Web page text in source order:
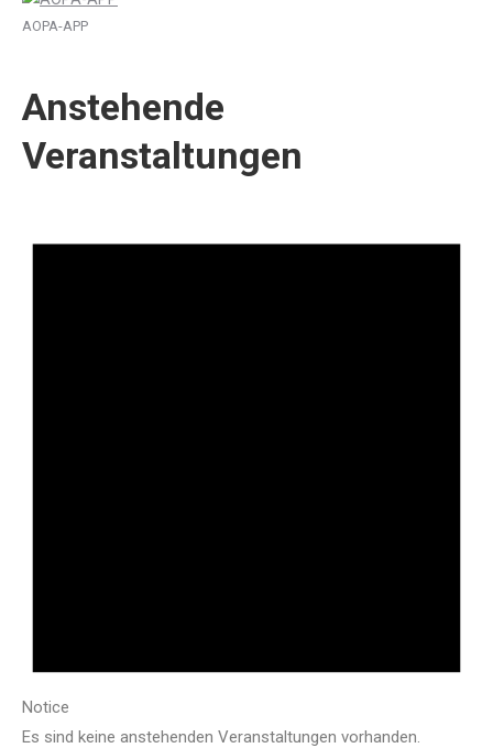
AOPA-APP
Anstehende
Veranstaltungen
Notice
Es sind keine anstehenden Veranstaltungen vorhanden.